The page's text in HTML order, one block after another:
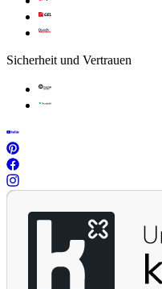
Sicherheit und Vertrauen